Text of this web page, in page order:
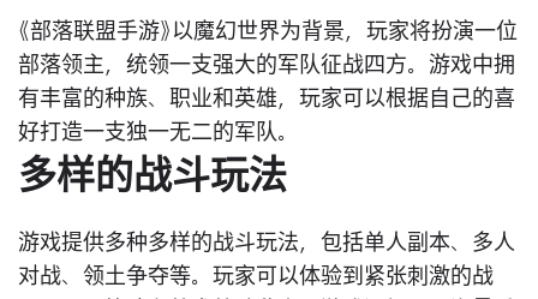
《部落联盟手游》以魔幻世界为背景，玩家将扮演一位
部落领主，统领一支强大的军队征战四方。游戏中拥
有丰富的种族、职业和英雄，玩家可以根据自己的喜
好打造一支独一无二的军队。
多样的战斗玩法
游戏提供多种多样的战斗玩法，包括单人副本、多人
对战、领土争夺等。玩家可以体验到紧张刺激的战